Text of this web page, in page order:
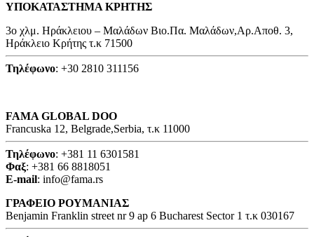
ΥΠΟΚΑΤΑΣΤΗΜΑ ΚΡΗΤΗΣ
3o χλμ. Ηράκλειου – Μαλάδων Βιο.Πα. Μαλάδων,Αρ.Αποθ. 3,
Ηράκλειο Κρήτης τ.κ 71500
Τηλέφωνο: +30 2810 311156
FAMA GLOBAL DOO
Francuska 12, Belgrade,Serbia, τ.κ 11000
Τηλέφωνο: +381 11 6301581
Φαξ: +381 66 8818051
E-mail: info@fama.rs
ΓΡΑΦΕΙΟ ΡΟΥΜΑΝΙΑΣ
Benjamin Franklin street nr 9 ap 6 Bucharest Sector 1 τ.κ 030167